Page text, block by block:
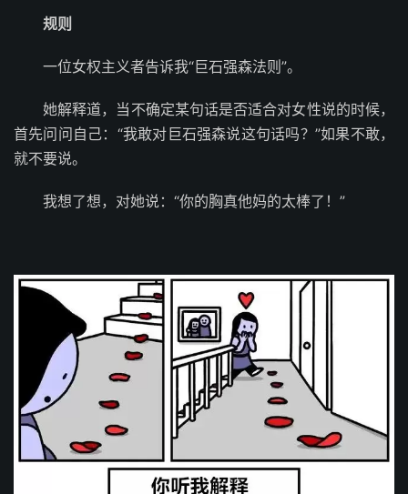
规则
一位女权主义者告诉我“巨石强森法则”。
她解释道，当不确定某句话是否适合对女性说的时候，
首先问问自己：“我敢对巨石强森说这句话吗？”如果不敢，
就不要说。
我想了想，对她说：“你的胸真他妈的太棒了！”